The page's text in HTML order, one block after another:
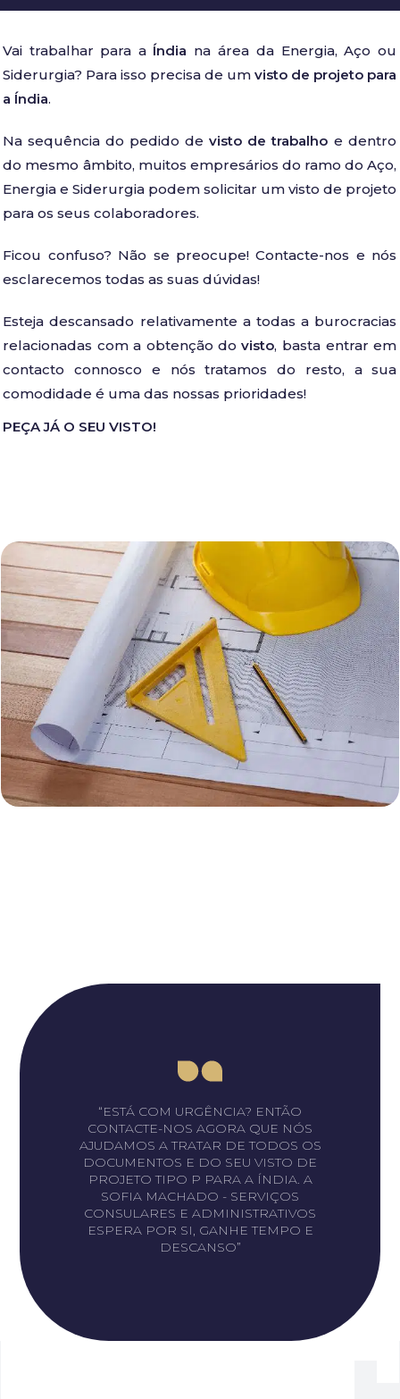
Vai trabalhar para a Índia na área da Energia, Aço ou
Siderurgia? Para isso precisa de umvisto de projeto para
a Índia.
Na sequência do pedido devisto de trabalho e dentro
do mesmo âmbito, muitos empresários do ramo do Aço,
Energia e Siderurgia podem solicitar um visto de projeto
para os seus colaboradores.
Ficou confuso? Não se preocupe! Contacte-nos e nós
esclarecemos todas as suas dúvidas!
Esteja descansado relativamente a todas a burocracias
relacionadas com a obtenção do visto, basta entrar em
contacto connosco e nós tratamos do resto, a sua
comodidade é uma das nossas prioridades!
PEÇA JÁ O SEU VISTO!
“ESTÁ COM URGÊNCIA? ENTÃO
CONTACTE-NOS AGORA QUE NÓS
AJUDAMOS A TRATAR DE TODOS OS
DOCUMENTOS E DO SEU VISTO DE
PROJETO TIPO P PARA A ÍNDIA. A
SOFIA MACHADO - SERVIÇOS
CONSULARES E ADMINISTRATIVOS
ESPERA POR SI, GANHE TEMPO E
DESCANSO”